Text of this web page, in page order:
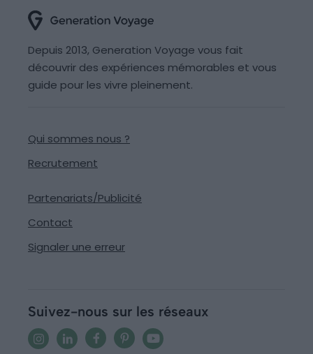
Depuis 2013, Generation Voyage vous fait
découvrir des expériences mémorables et vous
guide pour les vivre pleinement.
Qui sommes nous ?
Recrutement
Partenariats/Publicité
Contact
Signaler une erreur
Suivez-nous sur les réseaux